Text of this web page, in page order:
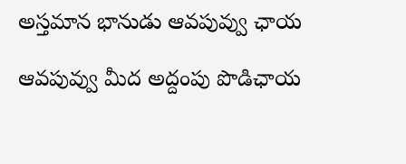
అస్తమాన భానుడు ఆవపువ్వు ఛాయ
ఆవపువ్వు మీద అద్దంపు పొడిఛాయ